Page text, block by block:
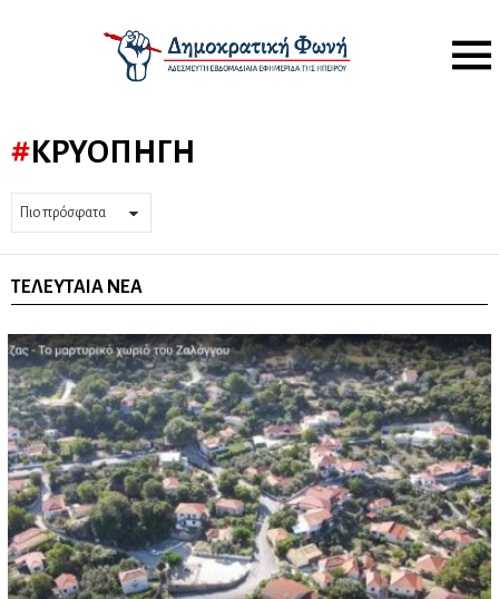
Menu
ΚΡΥΟΠΗΓΉ
ΤΕΛΕΥΤΑΊΑ ΝΈΑ